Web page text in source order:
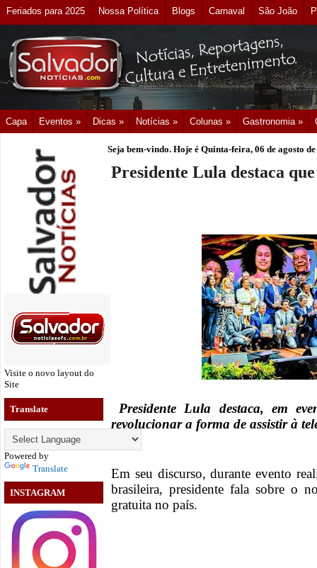
Feriados para 2025 Nossa Política Blogs Carnaval São João
Capa Eventos » Dicas » Notícias » Colunas » Gastronomia »
Visite o novo layout do
Site
Translate
Powered by
Translate
INSTAGRAM
Seja bem-vindo. Hoje é Quinta-feira, 06 de agosto
Presidente Lula destaca
Presidente Lula destaca, em
revolucionar a forma de assistir à
Em seu discurso, durante evento
brasileira, presidente fala sobre o
gratuita no país.